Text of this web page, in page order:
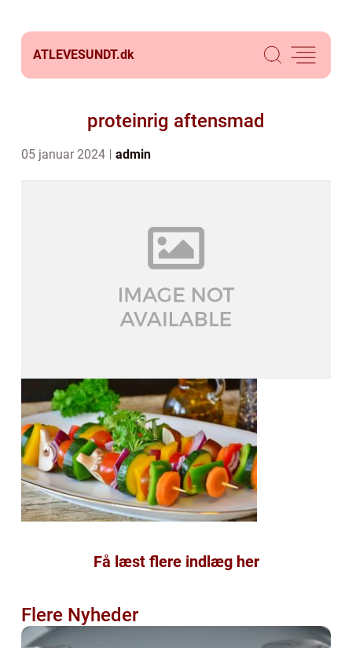
ATLEVESUNDT.dk
proteinrig aftensmad
05 januar 2024 admin
Få læst flere indlæg her
Flere Nyheder